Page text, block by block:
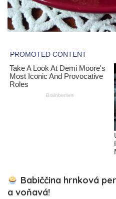
Babiččina hrnková
a voňavá!